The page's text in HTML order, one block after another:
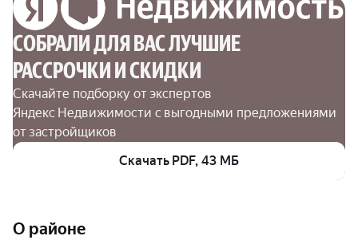
СОБРАЛИ ДЛЯ ВАС ЛУЧШИЕ
РАССРОЧКИ И СКИДКИ
Скачайте подборку от экспертов
Яндекс Недвижимости с выгодными предложениями
от застройщиков
Скачать PDF, 43 МБ
О районе